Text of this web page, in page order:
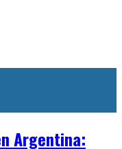
Argentina: